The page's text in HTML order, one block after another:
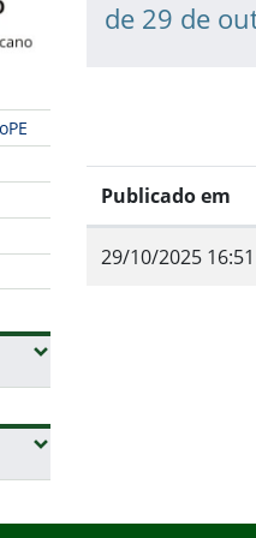
SUBMENUS)
SUBMENUS)
de 29 de
Publicado em
29/10/2025 16:51